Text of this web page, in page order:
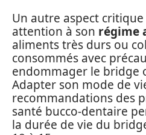
Un autre aspect
attention à son régime
aliments très durs ou
consommés avec
endommager le bridge
Adapter son mode de
recommandations des
santé bucco-dentaire
la durée de vie du